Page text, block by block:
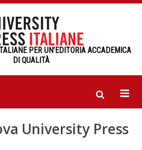
PER UN’EDITORIA ACCADEMICA
DI QUALITÀ
University Press